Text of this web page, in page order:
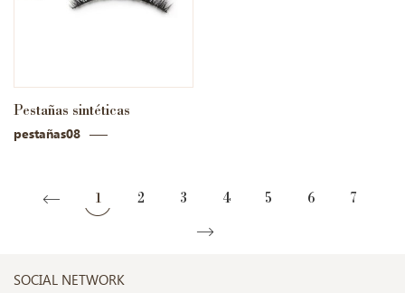
Pestañas sintéticas
pestañas08
1 2 3 4 5 6 7
SOCIAL NETWORK